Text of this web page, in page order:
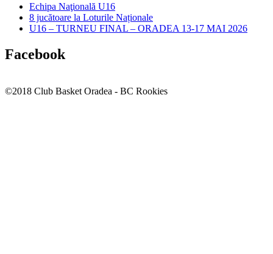
Echipa Naţională U16
8 jucătoare la Loturile Naționale
U16 – TURNEU FINAL – ORADEA 13-17 MAI 2026
Facebook
©2018 Club Basket Oradea - BC Rookies